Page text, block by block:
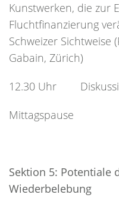
Kunstwerken, die zur
Fluchtfinanzierung
Schweizer Sichtweise
Gabain, Zürich)
12.30 Uhr
Mittagspause
Sektion 5: Potentiale
Wiederbelebung